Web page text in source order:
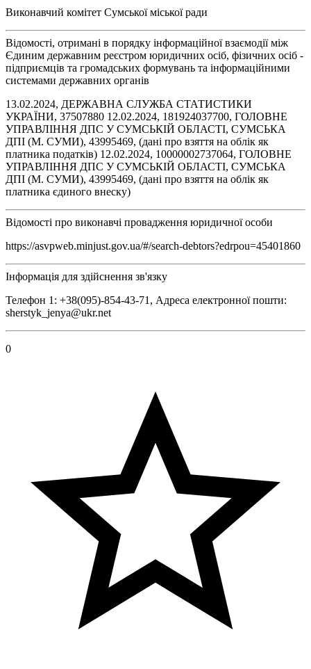
Виконавчий комітет Сумської міської ради
Відомості, отримані в порядку інформаційної взаємодії між
Єдиним державним реєстром юридичних осіб, фізичних осіб -
підприємців та громадських формувань та інформаційними
системами державних органів
13.02.2024, ДЕРЖАВНА СЛУЖБА СТАТИСТИКИ
УКРАЇНИ, 37507880 12.02.2024, 181924037700, ГОЛОВНЕ
УПРАВЛІННЯ ДПС У СУМСЬКІЙ ОБЛАСТІ, СУМСЬКА
ДПІ (М. СУМИ), 43995469, (дані про взяття на облік як
платника податків) 12.02.2024, 10000002737064, ГОЛОВНЕ
УПРАВЛІННЯ ДПС У СУМСЬКІЙ ОБЛАСТІ, СУМСЬКА
ДПІ (М. СУМИ), 43995469, (дані про взяття на облік як
платника єдиного внеску)
Відомості про виконавчі провадження юридичної особи
https://asvpweb.minjust.gov.ua/#/search-debtors?edrpou=45401860
Інформація для здійснення зв'язку
Телефон 1: +38(095)-854-43-71, Адреса електронної пошти:
sherstyk_jenya@ukr.net
0